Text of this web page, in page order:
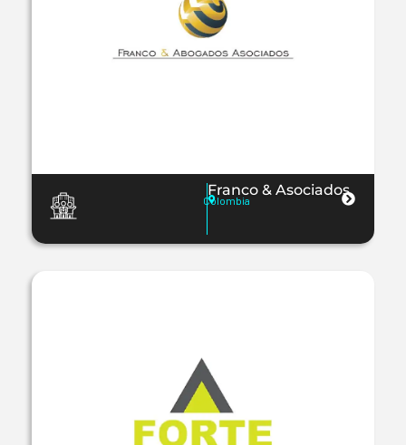
Franco & Asociados
Colombia